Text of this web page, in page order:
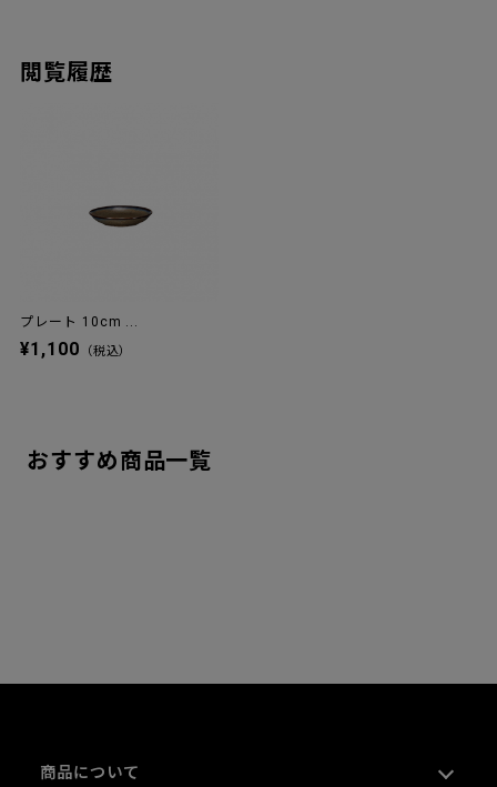
閲覧履歴
プレート 10cm ...
¥1,100 （税込）
おすすめ商品一覧
商品について